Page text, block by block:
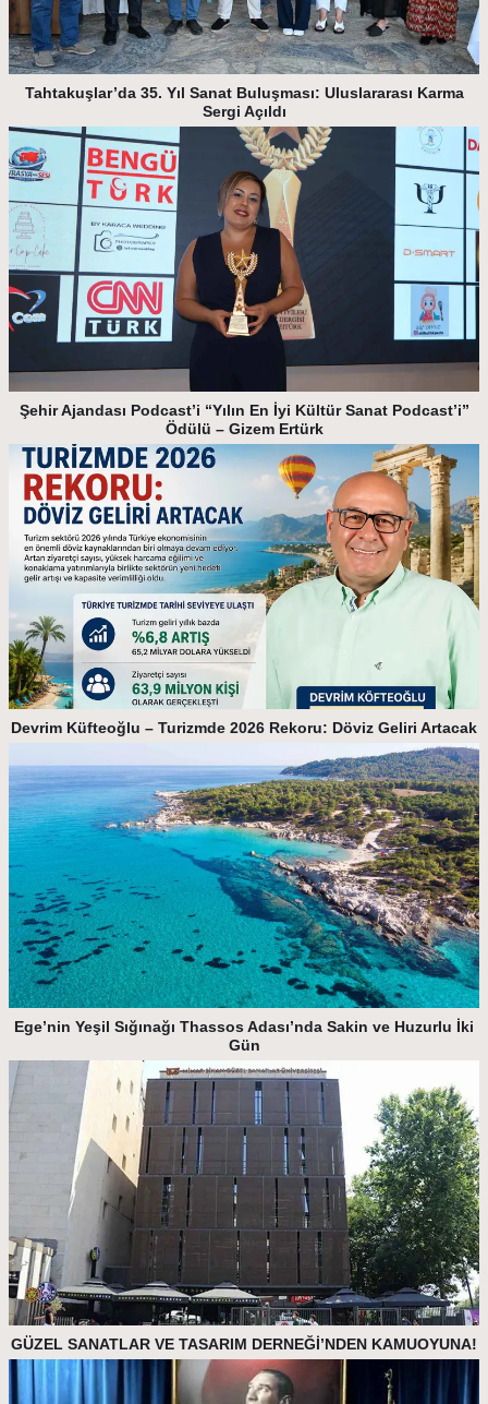
Tahtakuşlar’da 35. Yıl Sanat Buluşması: Uluslararası Karma
Sergi Açıldı
Şehir Ajandası Podcast’i “Yılın En İyi Kültür Sanat Podcast’i”
Ödülü – Gizem Ertürk
Devrim Küfteoğlu – Turizmde 2026 Rekoru: Döviz Geliri Artacak
Ege’nin Yeşil Sığınağı Thassos Adası’nda Sakin ve Huzurlu İki
Gün
GÜZEL SANATLAR VE TASARIM DERNEĞİ’NDEN KAMUOYUNA!